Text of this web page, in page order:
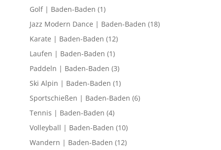
Golf | Baden-Baden (1)
Jazz Modern Dance | Baden-Baden (18)
Karate | Baden-Baden (12)
Laufen | Baden-Baden (1)
Paddeln | Baden-Baden (3)
Ski Alpin | Baden-Baden (1)
Sportschießen | Baden-Baden (6)
Tennis | Baden-Baden (4)
Volleyball | Baden-Baden (10)
Wandern | Baden-Baden (12)